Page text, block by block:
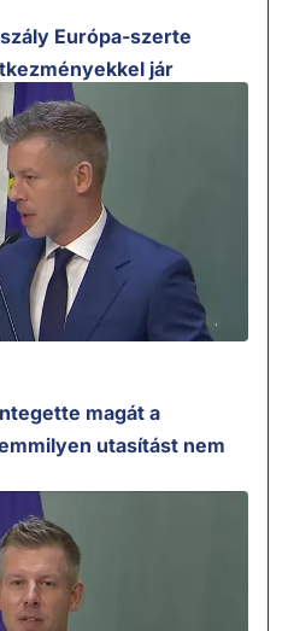
Európa-szerte
jár
magát a
utasítást nem